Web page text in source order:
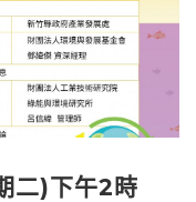
二)下午2時